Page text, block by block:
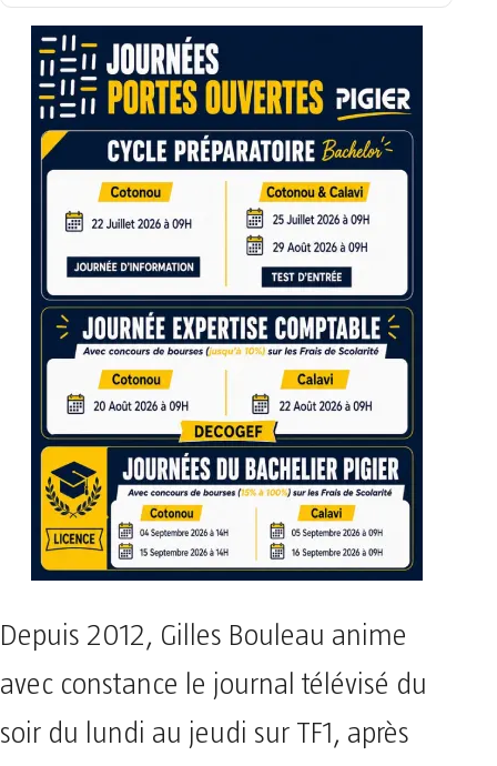
Depuis 2012, Gilles Bouleau anime
avec constance le journal télévisé du
soir du lundi au jeudi sur TF1, après